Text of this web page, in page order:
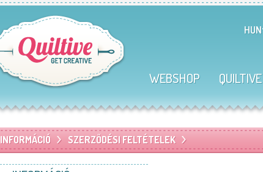
HUN
WEBSHOP
INFORMÁCIÓ SZERZŐDÉSI FELTÉTELEK